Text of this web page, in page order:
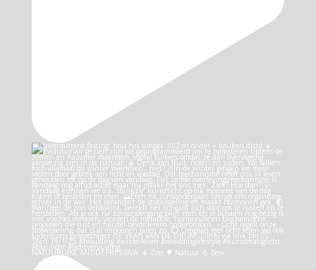
NATUURLIJKE ANTIDEPRESSIVA: ☀️ Zon 🌳 Natuur 💪 Bew